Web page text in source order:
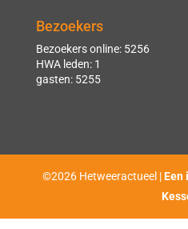
Bezoekers
Bezoekers online: 5256
HWA leden: 1
gasten: 5255
©2026 Hetweeractueel |Een